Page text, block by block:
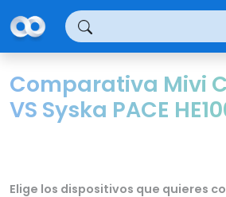
Comparativa Mivi
VS Syska PACE
Elige los dispositivos que quieres
Panel de gestión de cookies